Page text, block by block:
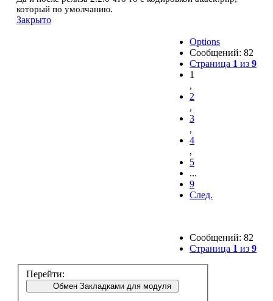
который по умолчанию.
Закрыто
Options
Сообщений: 82
Страница 1 из9
1
,
2
,
3
,
4
,
5
...
9
След.
Сообщений: 82
Страница 1 из9
Перейти:
Обмен Закладками для модуля